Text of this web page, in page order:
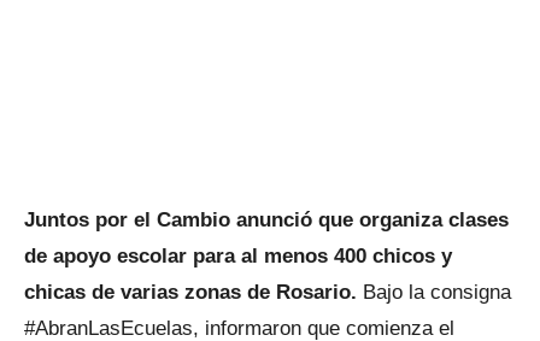
Juntos por el Cambio anunció que organiza clases
de apoyo escolar para al menos 400 chicos y
chicas de varias zonas de Rosario. Bajo la consigna
#AbranLasEcuelas, informaron que comienza el